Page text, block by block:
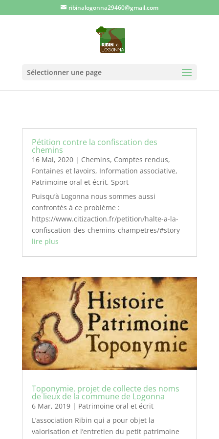
ribinalogonna29460@gmail.com
Sélectionner une page
Pétition contre la confiscation des
chemins
16 Mai, 2020| Chemins, Comptes rendus,
Fontaines et lavoirs, Information associative,
Patrimoine oral et écrit, Sport
Puisqu’à Logonna nous sommes aussi
confrontés à ce problème :
https://www.citizaction.fr/petition/halte-a-la-
confiscation-des-chemins-champetres/#story
lire plus
Toponymie, projet de collecte des noms
de lieux de la commune de Logonna
6 Mar, 2019| Patrimoine oral et écrit
L’association Ribin qui a pour objet la
valorisation et l’entretien du petit patrimoine